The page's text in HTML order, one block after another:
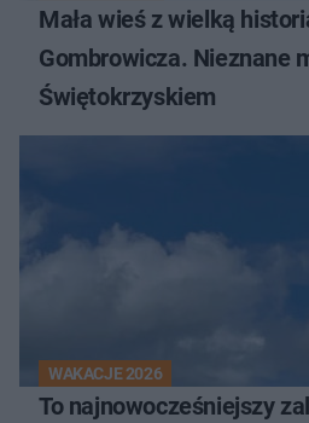
Mała wieś z wielką
Gombrowicza. Nieznane
Świętokrzyskiem
WAKACJE 2026
To najnowocześniejszy